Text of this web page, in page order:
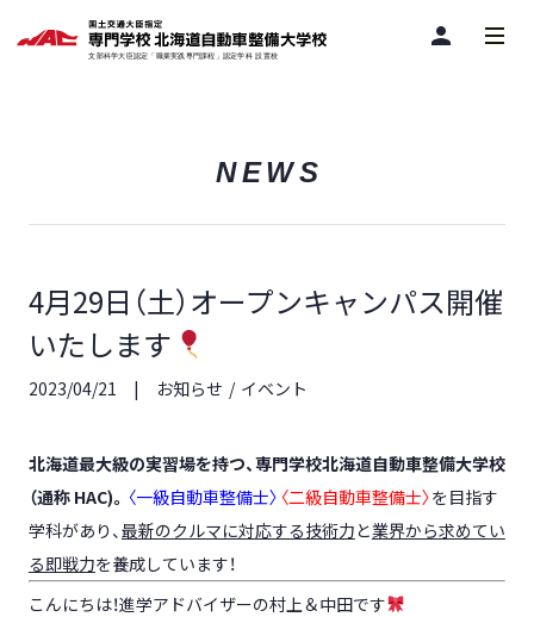
person
NEWS
4月29日（土）オープンキャンパス開催
いたします
2023/04/21 お知らせ イベント
北海道最大級の実習場を持つ、専門学校北海道自動車整備大学校
（通称HAC)。 〈一級自動車整備士〉 〈二級自動車整備士〉を目指す
学科があり、最新のクルマに対応する技術力と業界から求めてい
る即戦力を養成しています！
こんにちは！進学アドバイザーの村上＆中田です